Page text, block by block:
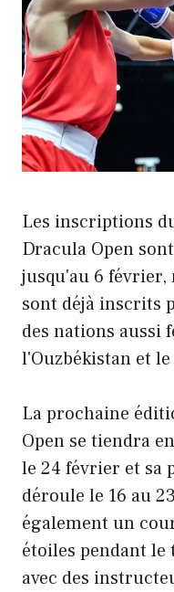
Les inscriptions
Dracula Open
jusqu'au 6 février,
sont déjà inscrits
des nations aussi
l'Ouzbékistan et
La prochaine
Open se tiendra
le 24 février et sa
déroule le 16 au
également un
étoiles pendant
avec des